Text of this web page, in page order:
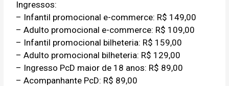
Ingressos:
– Infantil promocional e-commerce: R$ 149,00
– Adulto promocional e-commerce: R$ 109,00
– Infantil promocional bilheteria: R$ 159,00
– Adulto promocional bilheteria: R$ 129,00
– Ingresso PcD maior de 18 anos: R$ 89,00
– Acompanhante PcD: R$ 89,00